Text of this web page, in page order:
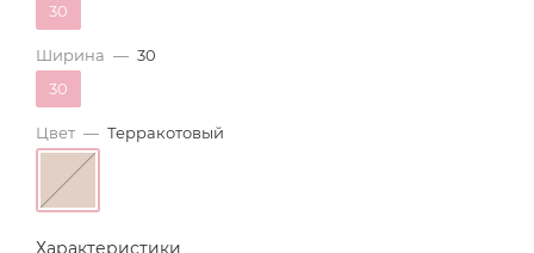
30
Ширина — 30
30
Цвет — Терракотовый
Характеристики